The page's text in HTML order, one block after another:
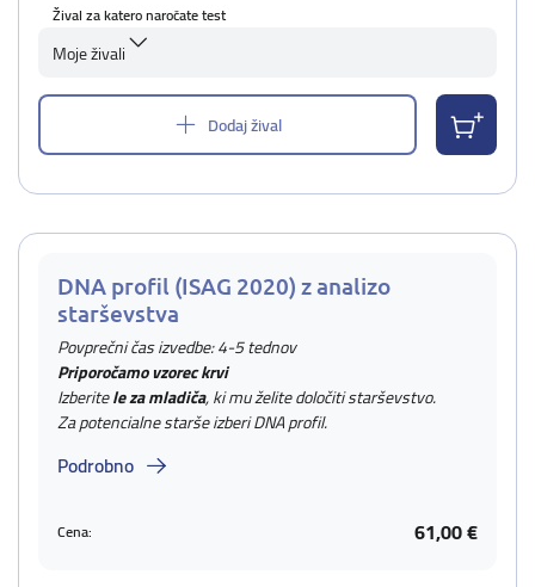
Žival za katero naročate test
Moje živali
Dodaj žival
DNA profil (ISAG 2020) z analizo
starševstva
Povprečni čas izvedbe: 4-5 tednov
Priporočamo vzorec krvi
Izberitele za mladiča, ki mu želite določiti starševstvo.
Za potencialne starše izberi DNA profil.
Podrobno
Cena: 61,00 €